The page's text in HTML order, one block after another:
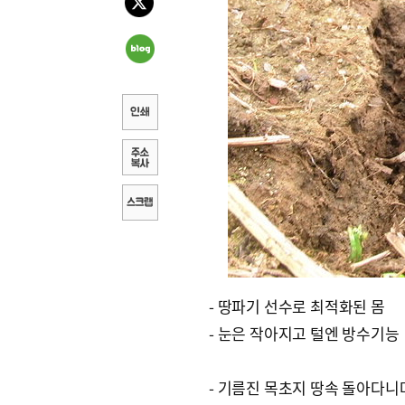
- 땅파기 선수로 최적화된 몸
- 눈은 작아지고 털엔 방수기능
- 기름진 목초지 땅속 돌아다니